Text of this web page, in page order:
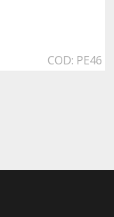
COD: PE46